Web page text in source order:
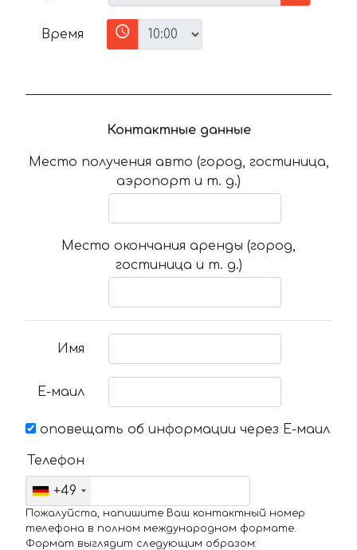
Время
Контактные данные
Место получения авто (город, гостиница,
аэропорт и т. д.)
Место окончания аренды (город,
гостиница и т. д.)
Имя
Е-маил
оповещать об информации через Е-маил
Телефон
+49
Пожалуйста, напишите Ваш контактный номер
телефона в полном международном формате.
Формат выглядит следующим образом: